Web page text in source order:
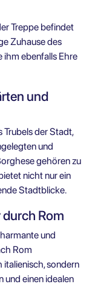
Treppe befindet
Zuhause des
ihm ebenfalls Ehre
und
Trubels der Stadt,
und
gehören zu
nicht nur ein
Stadtblicke.
durch Rom
und
Rom
italienisch, sondern
und einen idealen